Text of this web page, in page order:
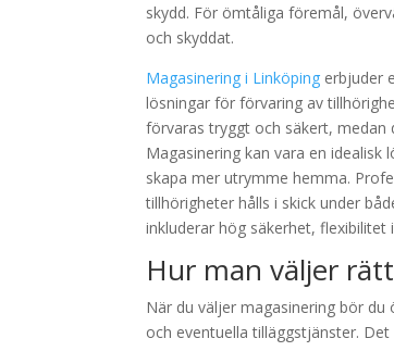
skydd. För ömtåliga föremål,
och skyddat.
Magasinering i Linköping erbjuder
lösningar för förvaring av
förvaras tryggt och säkert, medan
Magasinering kan vara en
skapa mer utrymme hemma.
tillhörigheter hålls i skick under
inkluderar hög säkerhet,
Hur man väljer
När du väljer magasinering bör
och eventuella tilläggstjänster.